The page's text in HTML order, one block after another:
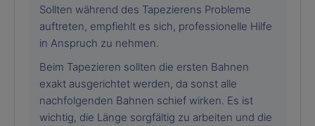
Sollten während des Tapezierens Probleme
auftreten, empfiehlt es sich, professionelle Hilfe
in Anspruch zu nehmen.
Beim Tapezieren sollten die ersten Bahnen
exakt ausgerichtet werden, da sonst alle
nachfolgenden Bahnen schief wirken. Es ist
wichtig, die Länge sorgfältig zu arbeiten und die